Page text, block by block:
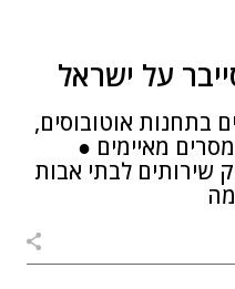
על ישראל
בתחנות אוטובוסים,
מאיימים ●
לבתי אבות